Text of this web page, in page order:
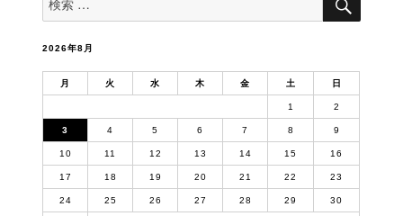
索
対
2026年8月
月 火 水 木 金 土 日
1 2
3 4 5 6 7 8 9
10 11 12 13 14 15 16
17 18 19 20 21 22 23
24 25 26 27 28 29 30